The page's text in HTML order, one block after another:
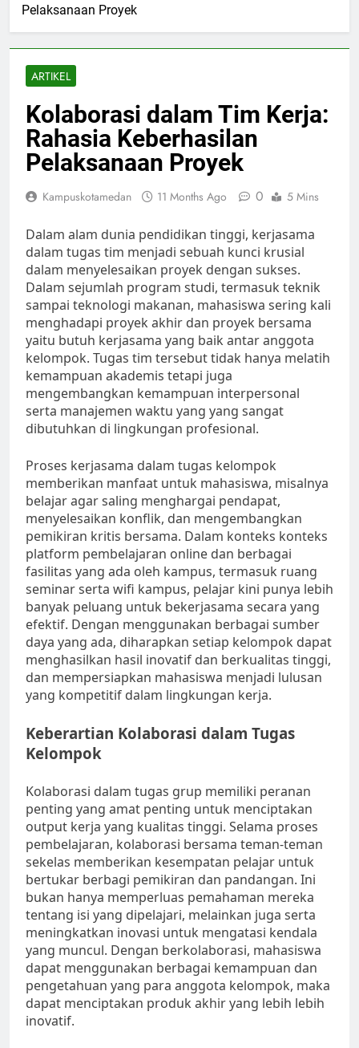
Pelaksanaan Proyek
ARTIKEL
Kolaborasi dalam Tim Kerja:
Rahasia Keberhasilan
Pelaksanaan Proyek
Kampuskotamedan 11 Months Ago 0 5 Mins
Dalam alam dunia pendidikan tinggi, kerjasama
dalam tugas tim menjadi sebuah kunci krusial
dalam menyelesaikan proyek dengan sukses.
Dalam sejumlah program studi, termasuk teknik
sampai teknologi makanan, mahasiswa sering kali
menghadapi proyek akhir dan proyek bersama
yaitu butuh kerjasama yang baik antar anggota
kelompok. Tugas tim tersebut tidak hanya melatih
kemampuan akademis tetapi juga
mengembangkan kemampuan interpersonal
serta manajemen waktu yang yang sangat
dibutuhkan di lingkungan profesional.
Proses kerjasama dalam tugas kelompok
memberikan manfaat untuk mahasiswa, misalnya
belajar agar saling menghargai pendapat,
menyelesaikan konflik, dan mengembangkan
pemikiran kritis bersama. Dalam konteks konteks
platform pembelajaran online dan berbagai
fasilitas yang ada oleh kampus, termasuk ruang
seminar serta wifi kampus, pelajar kini punya lebih
banyak peluang untuk bekerjasama secara yang
efektif. Dengan menggunakan berbagai sumber
daya yang ada, diharapkan setiap kelompok dapat
menghasilkan hasil inovatif dan berkualitas tinggi,
dan mempersiapkan mahasiswa menjadi lulusan
yang kompetitif dalam lingkungan kerja.
Keberartian Kolaborasi dalam Tugas
Kelompok
Kolaborasi dalam tugas grup memiliki peranan
penting yang amat penting untuk menciptakan
output kerja yang kualitas tinggi. Selama proses
pembelajaran, kolaborasi bersama teman-teman
sekelas memberikan kesempatan pelajar untuk
bertukar berbagi pemikiran dan pandangan. Ini
bukan hanya memperluas pemahaman mereka
tentang isi yang dipelajari, melainkan juga serta
meningkatkan inovasi untuk mengatasi kendala
yang muncul. Dengan berkolaborasi, mahasiswa
dapat menggunakan berbagai kemampuan dan
pengetahuan yang para anggota kelompok, maka
dapat menciptakan produk akhir yang lebih lebih
inovatif.